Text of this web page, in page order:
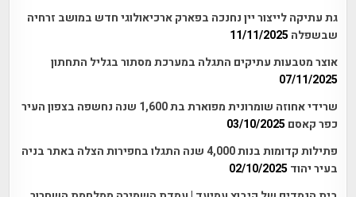
גת עתיקה לייצור יין נחנכה בפארק ארכיאולוגי חדש במושב זרחיה
שבשפלה 11/11/2025
אוצר מטבעות עתיקים התגלה במערכת מסתור בגליל התחתון
07/11/2025
שרידי אחוזה שומרונית מפוארת בת 1,600 שנה נחשפה בצפון העיר
כפר קאסם 03/10/2025
פתילות קדומות בנות 4,000 שנה התגלו בחפירות הצלה באתר בניה
בעיר יהוד 02/10/2025